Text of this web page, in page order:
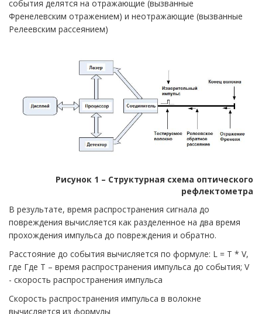
события делятся на отражающие (вызванные
Френелевским отражением) и неотражающие (вызванные
Релеевским рассеянием)
Рисунок 1 – Структурная схема оптического
рефлектометра
В результате, время распространения сигнала до
повреждения вычисляется как разделенное на два время
прохождения импульса до повреждения и обратно.
Расстояние до события вычисляется по формуле: L = T * V,
где Где T – время распространения импульса до события; V
- скорость распространения импульса
Скорость распространения импульса в волокне
вычисляется из формулы